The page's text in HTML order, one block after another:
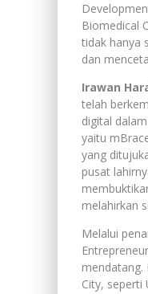
Biomedical
tidak hanya
dan
Irawan
telah
digital
yaitu
yang
pusat
melahirkan
Melalui
mendatang.
City, seperti